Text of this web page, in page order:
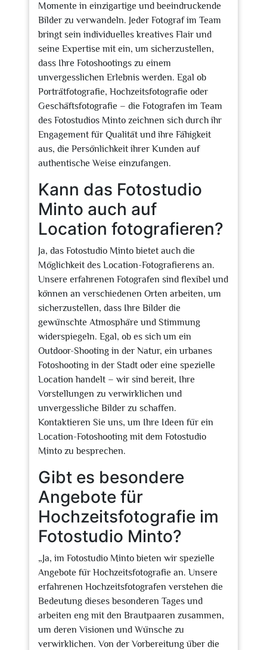
Momente in einzigartige und beeindruckende
Bilder zu verwandeln. Jeder Fotograf im Team
bringt sein individuelles kreatives Flair und
seine Expertise mit ein, um sicherzustellen,
dass Ihre Fotoshootings zu einem
unvergesslichen Erlebnis werden. Egal ob
Porträtfotografie, Hochzeitsfotografie oder
Geschäftsfotografie – die Fotografen im Team
des Fotostudios Minto zeichnen sich durch ihr
Engagement für Qualität und ihre Fähigkeit
aus, die Persönlichkeit ihrer Kunden auf
authentische Weise einzufangen.
Kann das Fotostudio
Minto auch auf
Location fotografieren?
Ja, das Fotostudio Minto bietet auch die
Möglichkeit des Location-Fotografierens an.
Unsere erfahrenen Fotografen sind flexibel und
können an verschiedenen Orten arbeiten, um
sicherzustellen, dass Ihre Bilder die
gewünschte Atmosphäre und Stimmung
widerspiegeln. Egal, ob es sich um ein
Outdoor-Shooting in der Natur, ein urbanes
Fotoshooting in der Stadt oder eine spezielle
Location handelt – wir sind bereit, Ihre
Vorstellungen zu verwirklichen und
unvergessliche Bilder zu schaffen.
Kontaktieren Sie uns, um Ihre Ideen für ein
Location-Fotoshooting mit dem Fotostudio
Minto zu besprechen.
Gibt es besondere
Angebote für
Hochzeitsfotografie im
Fotostudio Minto?
„Ja, im Fotostudio Minto bieten wir spezielle
Angebote für Hochzeitsfotografie an. Unsere
erfahrenen Hochzeitsfotografen verstehen die
Bedeutung dieses besonderen Tages und
arbeiten eng mit den Brautpaaren zusammen,
um deren Visionen und Wünsche zu
verwirklichen. Von der Vorbereitung über die